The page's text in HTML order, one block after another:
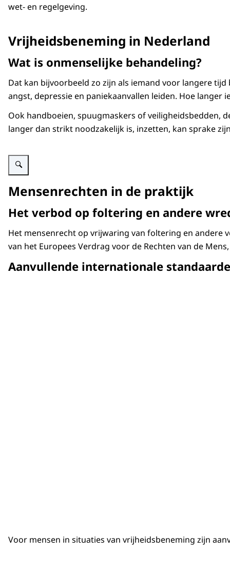
wet- en regelgeving.
Vrijheidsbeneming in Nederland
Wat is onmenselijke behandeling?
Dat kan bijvoorbeeld zo zijn als iemand voor langere
angst, depressie en paniekaanvallen leiden. Hoe
Ook handboeien, spuugmaskers of veiligheidsbedden,
langer dan strikt noodzakelijk is, inzetten, kan sprake
Vergroot afbeelding Persoon met handboeien om wordt cellencomplex in
Mensenrechten in de praktijk
Het verbod op foltering en andere
Het mensenrecht op vrijwaring van foltering en andere
van het Europees Verdrag voor de Rechten van de
Aanvullende internationale
Voor mensen in situaties van vrijheidsbeneming zijn